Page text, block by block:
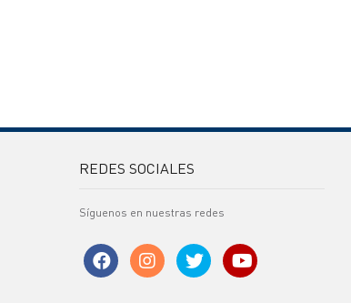
REDES SOCIALES
Síguenos en nuestras redes